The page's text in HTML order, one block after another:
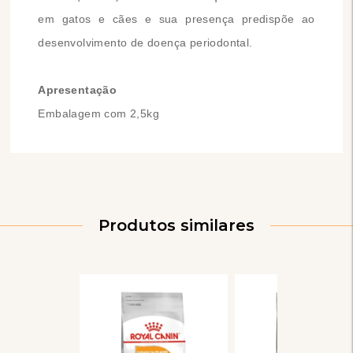
em gatos e cães e sua presença predispõe ao
desenvolvimento de doença periodontal.
Apresentação
Embalagem com 2,5kg
Produtos similares